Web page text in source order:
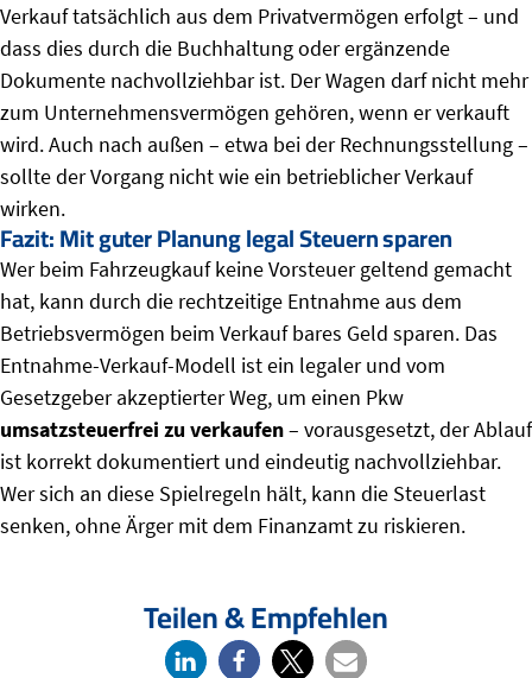
Verkauf tatsächlich aus dem Privatvermögen erfolgt – und
dass dies durch die Buchhaltung oder ergänzende
Dokumente nachvollziehbar ist. Der Wagen darf nicht mehr
zum Unternehmensvermögen gehören, wenn er verkauft
wird. Auch nach außen – etwa bei der Rechnungsstellung –
sollte der Vorgang nicht wie ein betrieblicher Verkauf
wirken.
Fazit: Mit guter Planung legal Steuern sparen
Wer beim Fahrzeugkauf keine Vorsteuer geltend gemacht
hat, kann durch die rechtzeitige Entnahme aus dem
Betriebsvermögen beim Verkauf bares Geld sparen. Das
Entnahme-Verkauf-Modell ist ein legaler und vom
Gesetzgeber akzeptierter Weg, um einen Pkw
umsatzsteuerfrei zu verkaufen– vorausgesetzt, der Ablauf
ist korrekt dokumentiert und eindeutig nachvollziehbar.
Wer sich an diese Spielregeln hält, kann die Steuerlast
senken, ohne Ärger mit dem Finanzamt zu riskieren.
Teilen & Empfehlen